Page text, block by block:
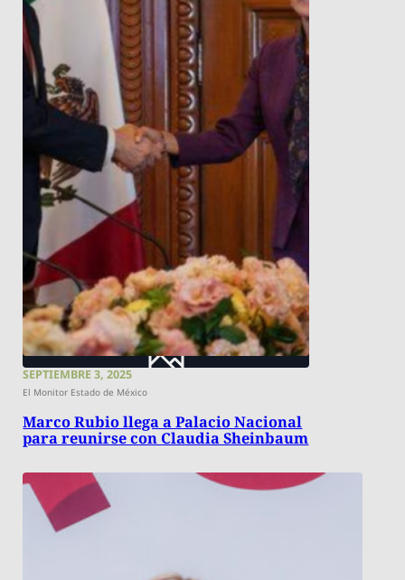
SEPTIEMBRE 3, 2025
El Monitor Estado de México
Marco Rubio llega a Palacio Nacional
para reunirse con Claudia Sheinbaum